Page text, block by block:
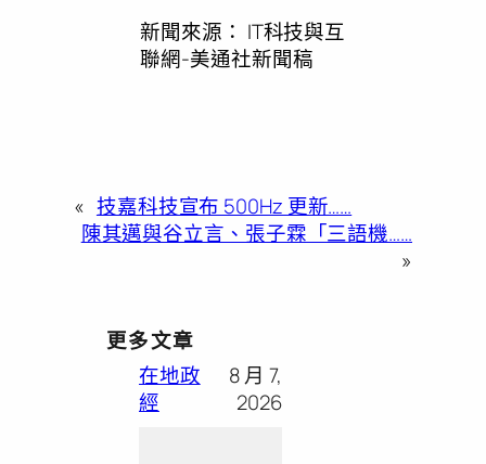
新聞來源： IT科技與互
聯網-美通社新聞稿
« 技嘉科技宣布 500Hz 更新……
陳其邁與谷立言、張子霖「三語機……
»
更多文章
在地政
經
8 月 7,
2026